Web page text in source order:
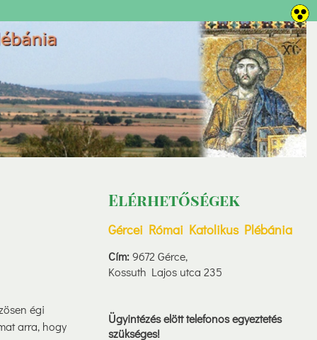
Elérhetőségek
Gércei Római Katolikus Plébánia
Cím:9672 Gérce,
Kossuth Lajos utca 235
Ügyintézés elött telefonos egyeztetés
szükséges!
égi
arra, hogy